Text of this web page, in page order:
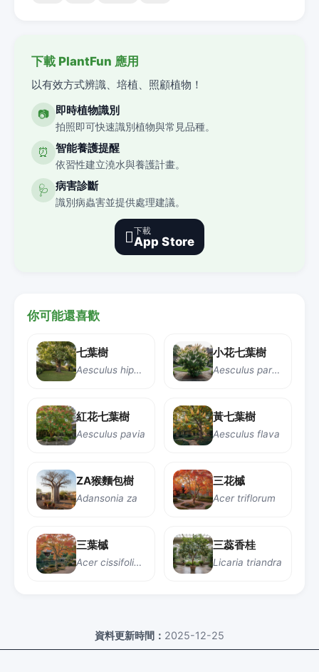
下載 PlantFun 應用
以有效方式辨識、培植、照顧植物！
📷 即時植物識別
拍照即可快速識別植物與常見品種。
⏰ 智能養護提醒
依習性建立澆水與養護計畫。
🩺 病害診斷
識別病蟲害並提供處理建議。
下載
App Store
你可能還喜歡
七葉樹
Aesculus hippocastanum
小花七葉樹
Aesculus parviflora
紅花七葉樹
Aesculus pavia
黃七葉樹
Aesculus flava
ZA猴麵包樹
Adansonia za
三花槭
Acer triflorum
三葉槭
Acer cissifolium
三蕊香桂
Licaria triandra
資料更新時間： 2025-12-25